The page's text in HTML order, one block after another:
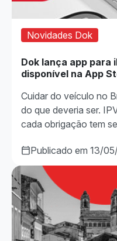
Novidades Dok
Dok lança app para
disponível na App
Cuidar do veículo no
do que deveria ser.
cada obrigação tem
Publicado em 13/